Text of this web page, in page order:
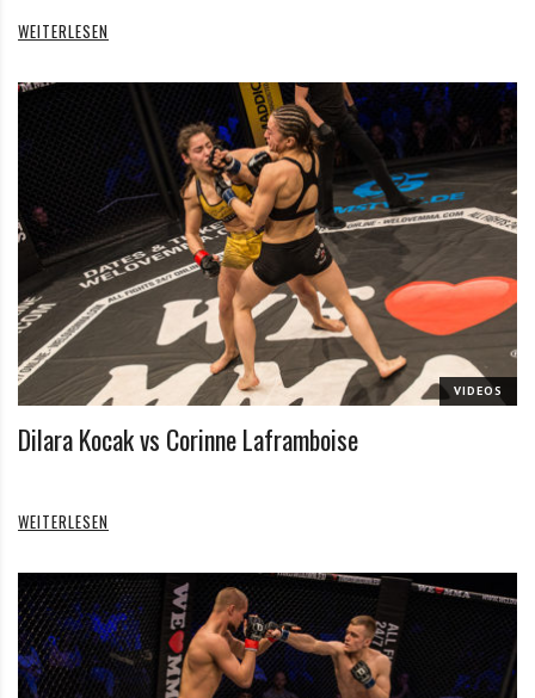
WEITERLESEN
VIDEOS
Dilara Kocak vs Corinne Laframboise
WEITERLESEN